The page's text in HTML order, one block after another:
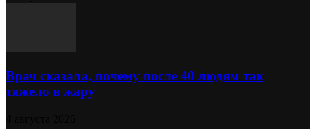
Врач сказала, почему после 40 людям так
тяжело в жару